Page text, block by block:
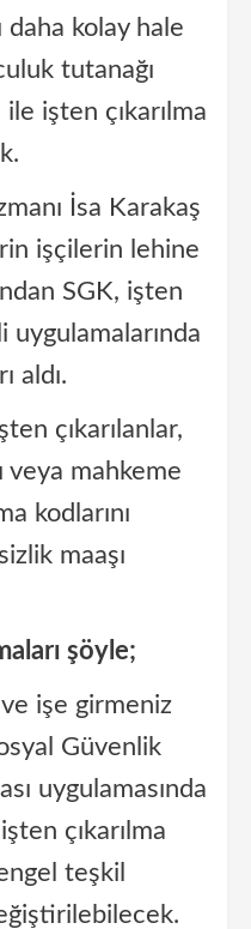
daha kolay hale
tutanağı
işten çıkarılma
İsa Karakaş
işçilerin lehine
SGK, işten
uygulamalarında
aldı.
çıkarılanlar,
veya mahkeme
kodlarını
maaşı
şöyle;
ve işe girmeniz
Güvenlik
uygulamasında
çıkarılma
teşkil